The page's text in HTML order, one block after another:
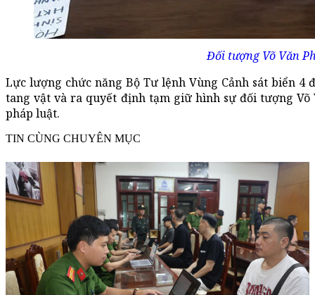
Đối tượng Võ Văn
Lực lượng chức năng Bộ Tư lệnh Vùng Cảnh sát biển
tang vật và ra quyết định tạm giữ hình sự đối tượng
pháp luật.
TIN CÙNG CHUYÊN MỤC